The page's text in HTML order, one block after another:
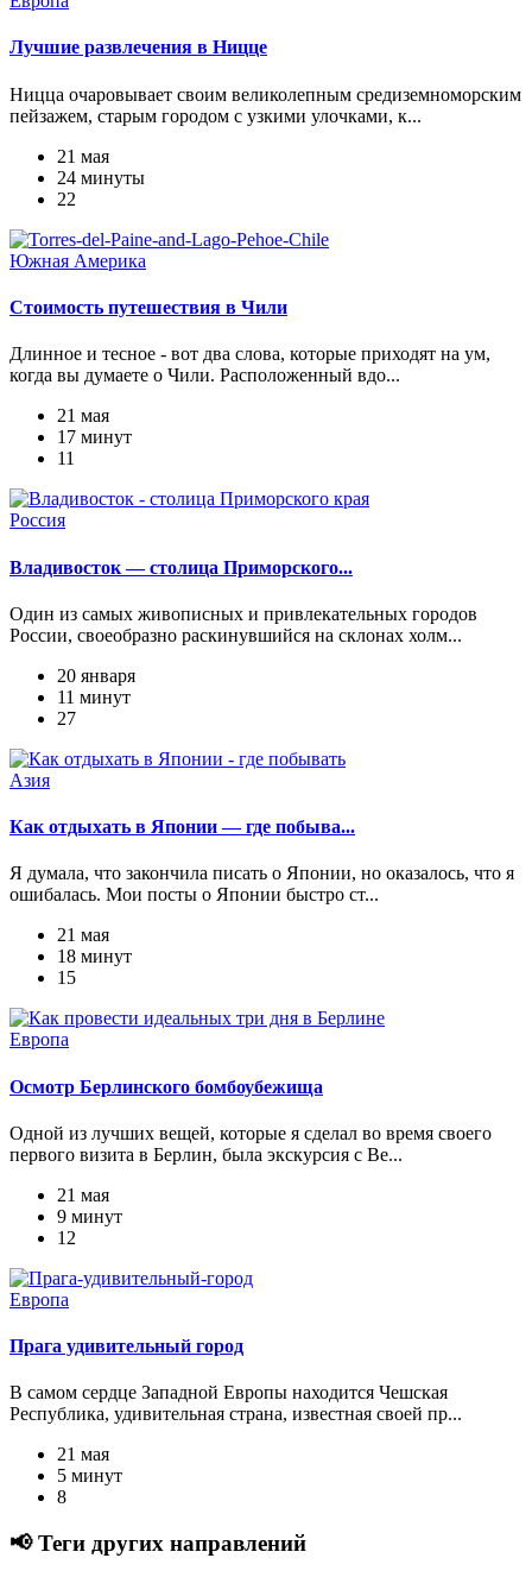
Лучшие развлечения в Ницце
Ницца очаровывает своим великолепным средиземноморским
пейзажем, старым городом с узкими улочками, к...
21 мая
24 минуты
22
Южная Америка
Стоимость путешествия в Чили
Длинное и тесное - вот два слова, которые приходят на ум,
когда вы думаете о Чили. Расположенный вдо...
21 мая
17 минут
11
Россия
Владивосток — столица Приморского...
Один из самых живописных и привлекательных городов
России, своеобразно раскинувшийся на склонах холм...
20 января
11 минут
27
Азия
Как отдыхать в Японии — где побыва...
Я думала, что закончила писать о Японии, но оказалось, что я
ошибалась. Мои посты о Японии быстро ст...
21 мая
18 минут
15
Европа
Осмотр Берлинского бомбоубежища
Одной из лучших вещей, которые я сделал во время своего
первого визита в Берлин, была экскурсия с Be...
21 мая
9 минут
12
Европа
Прага удивительный город
В самом сердце Западной Европы находится Чешская
Республика, удивительная страна, известная своей пр...
21 мая
5 минут
8
📢 Теги других направлений